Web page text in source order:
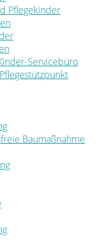
Pflegekinder
Servicebüro
Baumaßnahme